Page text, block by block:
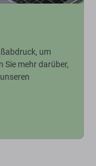
um
Sie mehr darüber,